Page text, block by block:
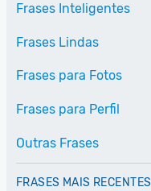
Frases Inteligentes
Frases Lindas
Frases para Fotos
Frases para Perfil
Outras Frases
FRASES MAIS RECENTES